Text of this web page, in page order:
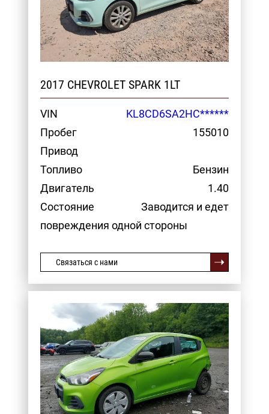
2017 CHEVROLET SPARK 1LT
VIN
KL8CD6SA2HC******
Пробег
155010
Привод
Топливо
Бензин
Двигатель
1.40
Состояние
Заводится и едет
повреждения одной стороны
Связаться с нами